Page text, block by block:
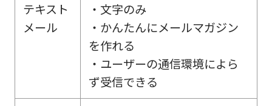
テキスト
メール
・文字のみ
・かんたんにメールマガジン
を作れる
・ユーザーの通信環境によら
ず受信できる